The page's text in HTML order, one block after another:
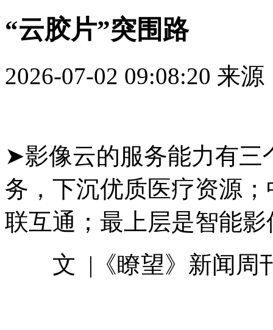
“云胶片”突围路
2026-07-02 09:08:20 来
➤影像云的服务能力有三
务，下沉优质医疗资源
联互通；最上层是智能
文 |《瞭望》新闻周